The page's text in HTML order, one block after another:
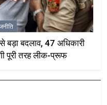
बड़ा बदलाव, 47 अधिकारी
पूरी तरह लीक-प्रूफ